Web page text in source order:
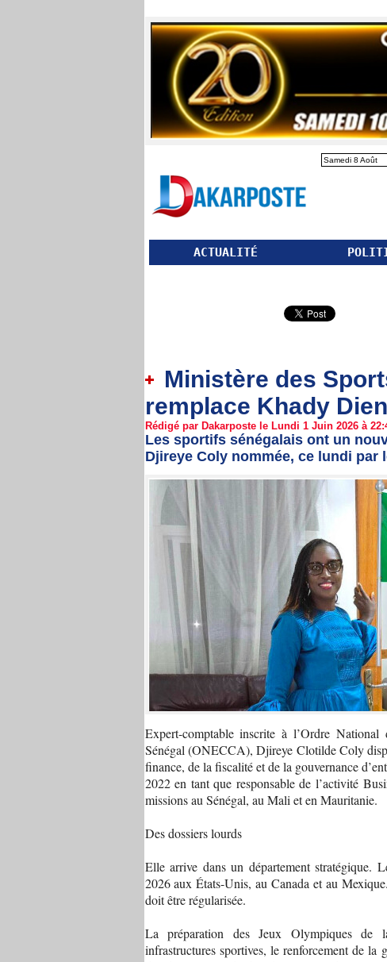
Samedi 8 Août
ACTUALITÉ
Ministère des
remplace Khady
Rédigé par Dakarposte le Lundi 1 Juin 2026 à
Les sportifs sénégalais ont un
Djireye Coly nommée, ce lundi par
Expert-comptable inscrite à l’Ordre
Sénégal (ONECCA), Djireye Clotilde Coly
finance, de la fiscalité et de la gouvernance
2022 en tant que responsable de l’activité
missions au Sénégal, au Mali et en Mauritanie.
Des dossiers lourds
Elle arrive dans un département stratégique.
2026 aux États-Unis, au Canada et au
doit être régularisée.
La préparation des Jeux Olympiques de
infrastructures sportives, le renforcement de la